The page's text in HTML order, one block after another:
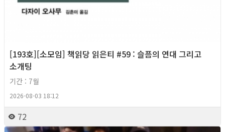
[193호][소모임] 책읽당 읽은티 #59 : 슬픔의 연대 그리고
소개팅
기간 : 7월
2026-08-03 18:12
72